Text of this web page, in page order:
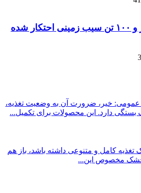
کشف یک هزار و ۱۰۰ تن سیب زمینی احتکار شده
خیر، ضرورت آن به وضعیت تغذیه،
دارد. این محصولات برای تکمیل...
تغذیه کامل و متنوعی داشته باشد، باز هم
خشک مخصوص این...